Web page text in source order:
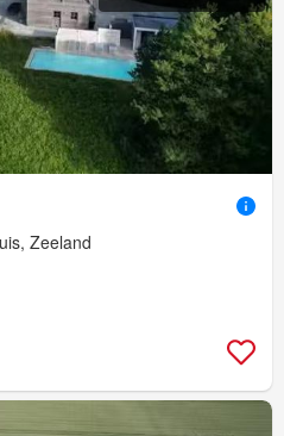
Zeeland